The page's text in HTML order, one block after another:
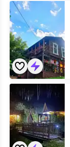
«Чудесное
место»
гостевой
дом
лучшие
«Комфорт
в
лесу»
дом
под-
ключ
лучшие